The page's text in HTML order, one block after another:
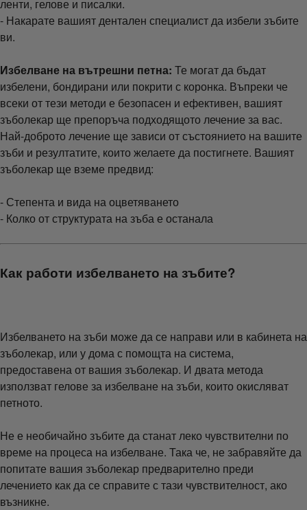
ленти, гелове и писалки.
- Накарате вашият дентален специалист да избели зъбите
ви.
Избелване на вътрешни петна: Те могат да бъдат
избелени, бондирани или покрити с коронка. Въпреки че
всеки от тези методи е безопасен и ефективен, вашият
зъболекар ще препоръча подходящото лечение за вас.
Най-доброто лечение ще зависи от състоянието на вашите
зъби и резултатите, които желаете да постигнете. Вашият
зъболекар ще вземе предвид:
- Степента и вида на оцветяването
- Колко от структурата на зъба е останала
Как работи избелването на зъбите?
Избелването на зъби може да се направи или в кабинета на
зъболекар, или у дома с помощта на система,
предоставена от вашия зъболекар. И двата метода
използват гелове за избелване на зъби, които окисляват
петното.
Не е необичайно зъбите да станат леко чувствителни по
време на процеса на избелване. Така че, не забравяйте да
попитате вашия зъболекар предварително преди
лечението как да се справите с тази чувствителност, ако
възникне.